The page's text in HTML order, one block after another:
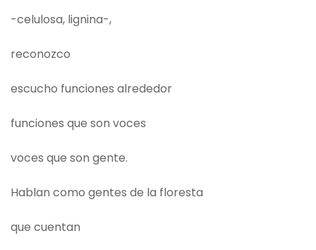
-celulosa, lignina-,
reconozco
escucho funciones alrededor
funciones que son voces
voces que son gente.
Hablan como gentes de la floresta
que cuentan